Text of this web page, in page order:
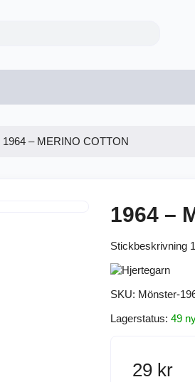
1964 – MERINO COTTON
1964 –
Stickbeskrivning
SKU: Mönster-
Lagerstatus: 49
29 kr